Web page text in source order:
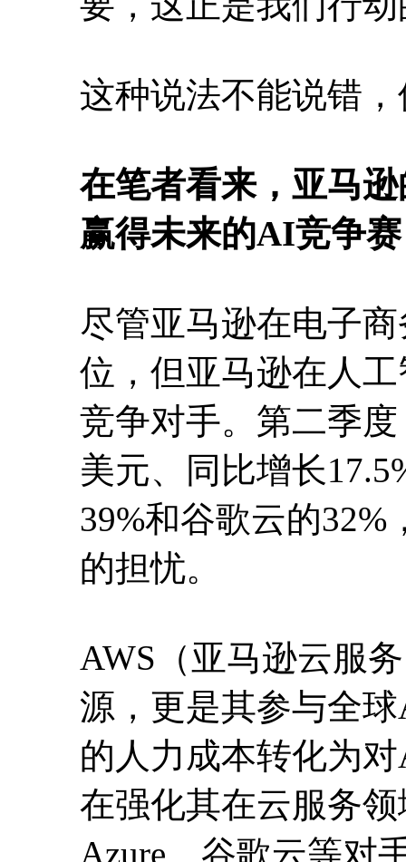
这种说法不能说错
在笔者看来，亚马
赢得未来的AI竞争
尽管亚马逊在电子
位，但亚马逊在人
竞争对手。第二季
美元、同比增长
39%和谷歌云的
的担忧。
AWS（亚马逊云服
源，更是其参与全
的人力成本转化为
在强化其在云服务
Azure、谷歌云等对